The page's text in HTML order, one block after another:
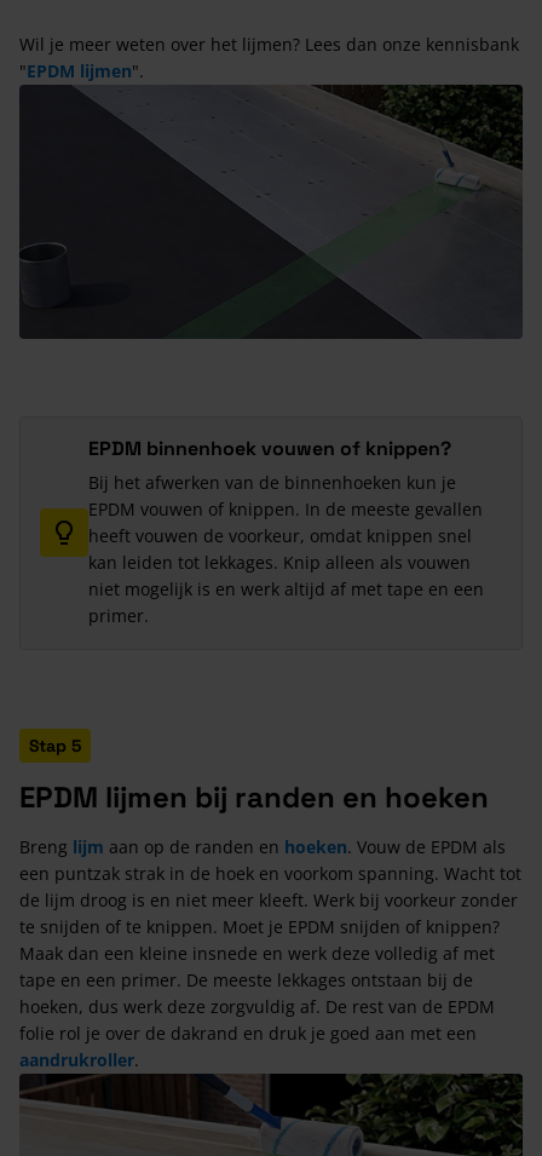
Wil je meer weten over het lijmen? Lees dan onze kennisbank
"EPDM lijmen".
EPDM binnenhoek vouwen of knippen?
Bij het afwerken van de binnenhoeken kun je
EPDM vouwen of knippen. In de meeste gevallen
heeft vouwen de voorkeur, omdat knippen snel
kan leiden tot lekkages. Knip alleen als vouwen
niet mogelijk is en werk altijd af met tape en een
primer.
Stap 5
EPDM lijmen bij randen en hoeken
Breng lijm aan op de randen en hoeken. Vouw de EPDM als
een puntzak strak in de hoek en voorkom spanning. Wacht tot
de lijm droog is en niet meer kleeft. Werk bij voorkeur zonder
te snijden of te knippen. Moet je EPDM snijden of knippen?
Maak dan een kleine insnede en werk deze volledig af met
tape en een primer. De meeste lekkages ontstaan bij de
hoeken, dus werk deze zorgvuldig af. De rest van de EPDM
folie rol je over de dakrand en druk je goed aan met een
aandrukroller.